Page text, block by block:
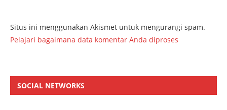
Situs ini menggunakan Akismet untuk mengurangi spam.
Pelajari bagaimana data komentar Anda diproses
SOCIAL NETWORKS